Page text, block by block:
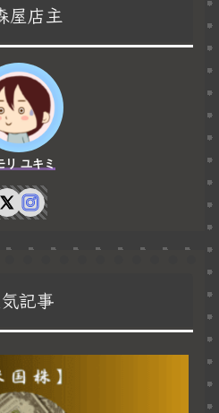
屋店主
リ ユキミ
記事